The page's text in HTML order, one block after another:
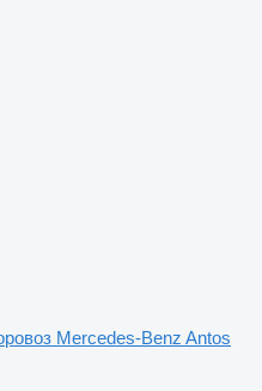
Mercedes-Benz Antos